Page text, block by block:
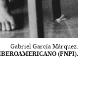
Gabriel García Márquez.
(FNPI).